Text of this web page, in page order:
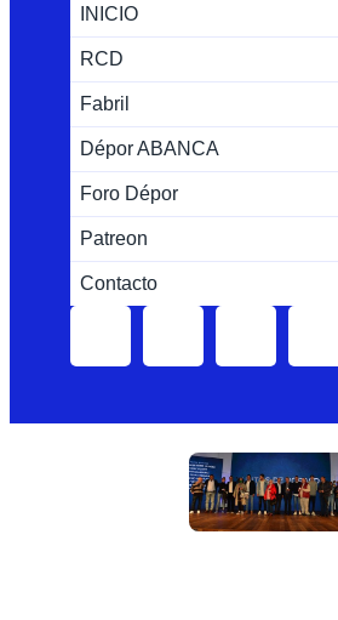
INICIO
RCD
Fabril
Dépor ABANCA
Foro Dépor
Patreon
Contacto